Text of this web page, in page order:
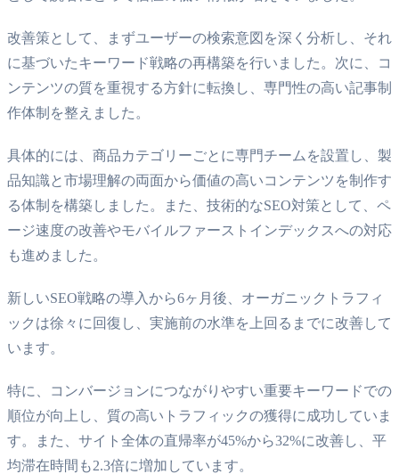
改善策として、まずユーザーの検索意図を深く分析し、それ
に基づいたキーワード戦略の再構築を行いました。次に、コ
ンテンツの質を重視する方針に転換し、専門性の高い記事制
作体制を整えました。
具体的には、商品カテゴリーごとに専門チームを設置し、製
品知識と市場理解の両面から価値の高いコンテンツを制作す
る体制を構築しました。また、技術的なSEO対策として、ペ
ージ速度の改善やモバイルファーストインデックスへの対応
も進めました。
新しいSEO戦略の導入から6ヶ月後、オーガニックトラフィ
ックは徐々に回復し、実施前の水準を上回るまでに改善して
います。
特に、コンバージョンにつながりやすい重要キーワードでの
順位が向上し、質の高いトラフィックの獲得に成功していま
す。また、サイト全体の直帰率が45%から32%に改善し、平
均滞在時間も2.3倍に増加しています。